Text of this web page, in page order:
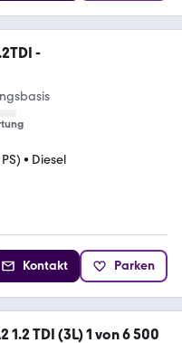
-
• Diesel
Kontakt Parken
1.2 TDI (3L) 1 von 6 500